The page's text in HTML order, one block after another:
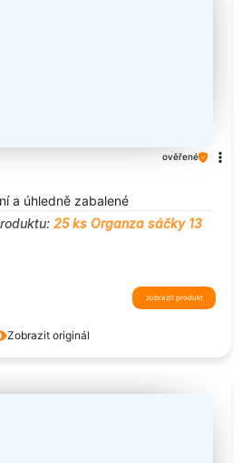
Zobrazit originál
ověřené
a úhledně zabalené
25 ks Organza sáčky 13
zobrazit produkt